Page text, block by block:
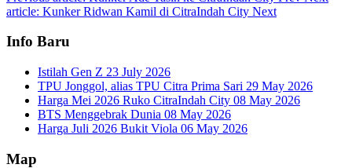
article: Kunker Ridwan Kamil di CitraIndah City Next
Info Baru
Istilah Gen Z 23 July 2026
TPU Jonggol, alias TPU Citra Prima Sari 29 May 2026
Harga Mei 2026 Ruko CitraIndah City 08 May 2026
BTS Menggebrak Dunia 08 May 2026
Harga Juli 2026 Bukit Viola 06 May 2026
Map